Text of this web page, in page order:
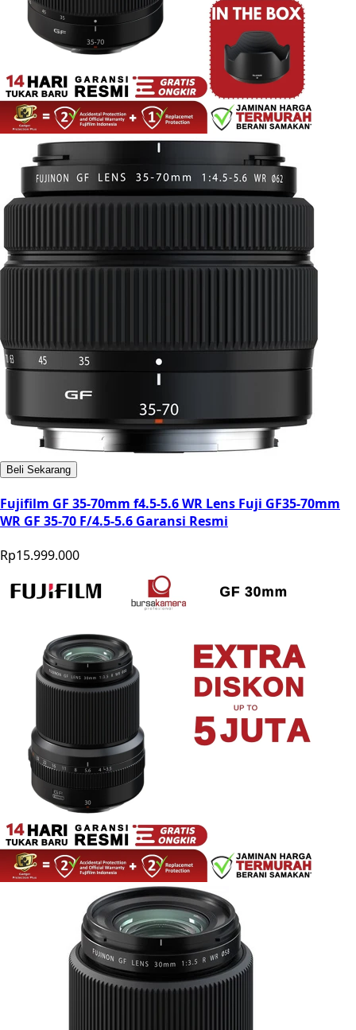
Beli Sekarang
Fujifilm GF 35-70mm f4.5-5.6 WR Lens Fuji GF35-70mm
WR GF 35-70 F/4.5-5.6 Garansi Resmi
Rp15.999.000